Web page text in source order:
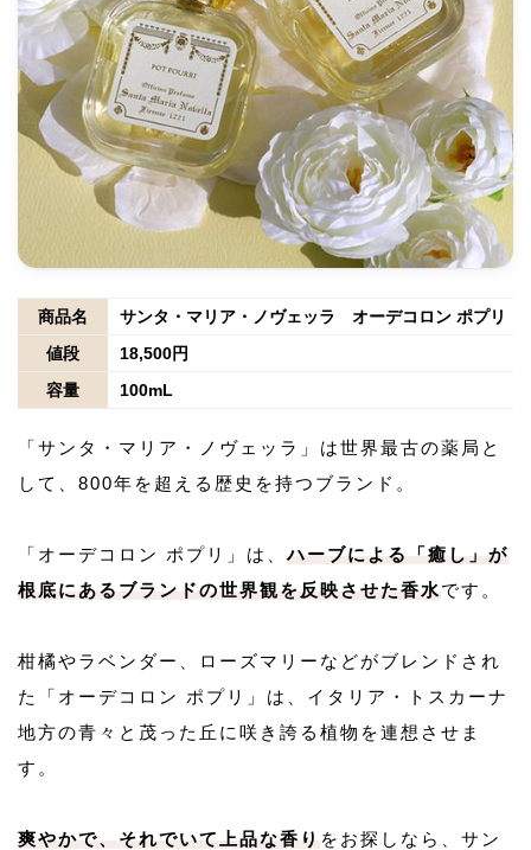
商品名
サンタ・マリア・ノヴェッラ オーデコロン ポプリ
値段
18,500円
容量
100mL
「サンタ・マリア・ノヴェッラ」は世界最古の薬局と
して、800年を超える歴史を持つブランド。
「オーデコロン ポプリ」は、ハーブによる「癒し」が
根底にあるブランドの世界観を反映させた香水です。
柑橘やラベンダー、ローズマリーなどがブレンドされ
た「オーデコロン ポプリ」は、イタリア・トスカーナ
地方の青々と茂った丘に咲き誇る植物を連想させま
す。
爽やかで、それでいて上品な香り をお探しなら、サン